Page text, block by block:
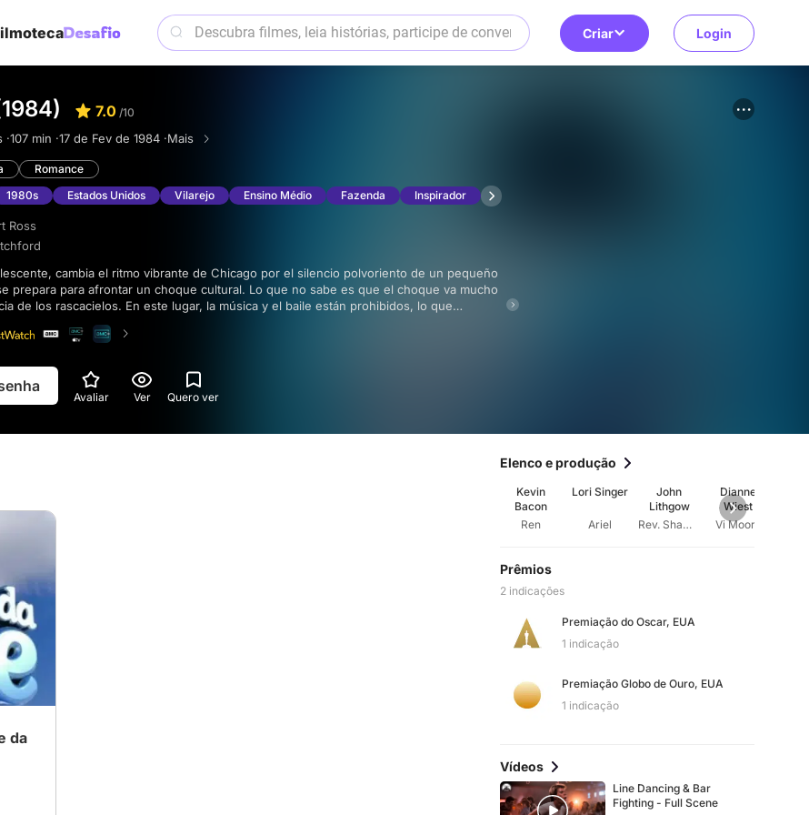
Criar Login
7.0 /10
·107 min ·17 de Fev de 1984 ·Mais
Romance
1980s Estados Unidos Vilarejo Ensino Médio Fazenda Inspirador
Ross
prepara para afrontar un choque cultural. Lo que no sabe es que el choque va mucho
de los rascacielos. En este lugar, la música y el baile están prohibidos, lo que
prueba sus pies inquietos.
Avaliar Ver Quero ver
da
Elenco e produção
Kevin
Bacon
Ren
Lori Singer
Ariel
John
Lithgow
Rev. Shaw Moore
Dianne
Wiest
Vi Moore
Prêmios
2 indicações
Premiação do Oscar, EUA
1 indicação
Premiação Globo de Ouro, EUA
1 indicação
Vídeos
Line Dancing & Bar
Fighting - Full Scene